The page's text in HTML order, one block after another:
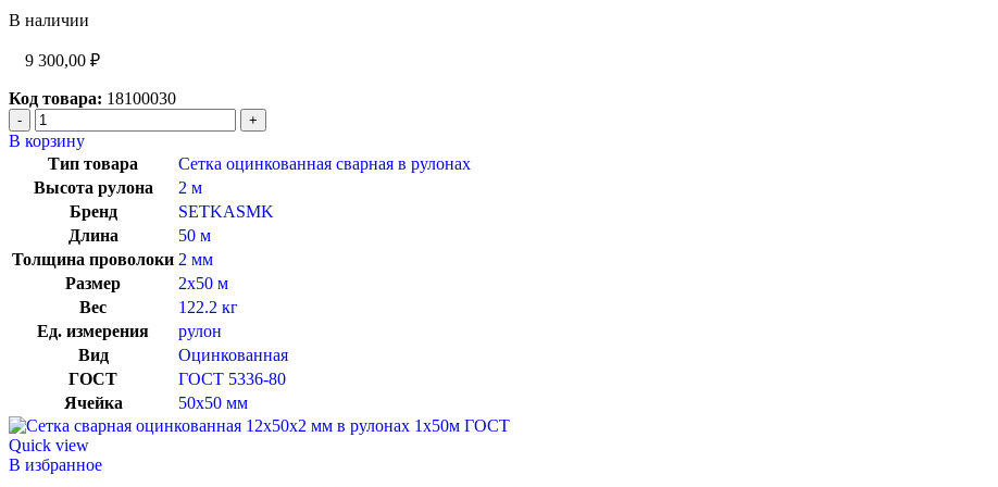
В наличии
9 300,00 ₽
Код товара: 18100030
В корзину
Тип товара
Сетка оцинкованная сварная в рулонах
Высота рулона
2 м
Бренд
SETKASMK
Длина
50 м
Толщина проволоки 2 мм
Размер
2х50 м
Вес
122.2 кг
Ед. измерения
рулон
Вид
Оцинкованная
ГОСТ
ГОСТ 5336-80
Ячейка
50х50 мм
Quick view
В избранное